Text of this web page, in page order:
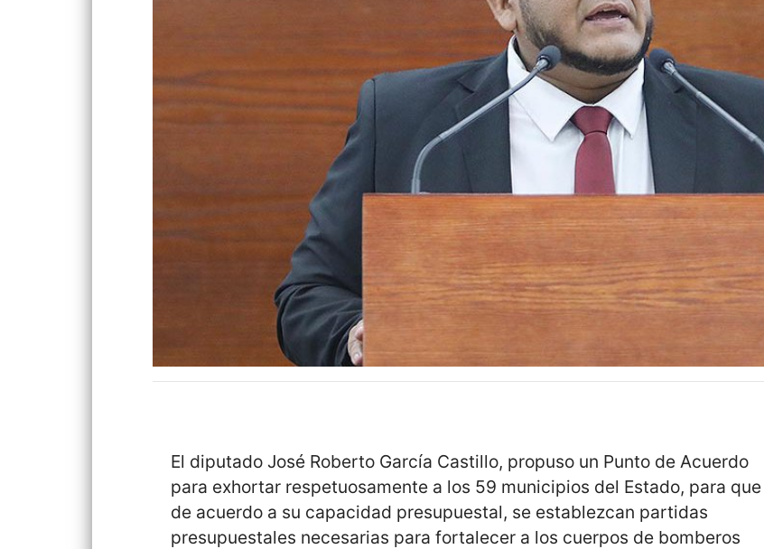
El diputado José Roberto García Castillo, propuso un Punto de Acuerdo
para exhortar respetuosamente a los 59 municipios del Estado, para que
de acuerdo a su capacidad presupuestal, se establezcan partidas
presupuestales necesarias para fortalecer a los cuerpos de bomberos